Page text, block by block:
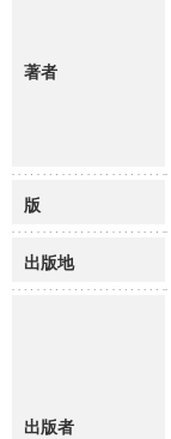
著者
版
出版地
出版者